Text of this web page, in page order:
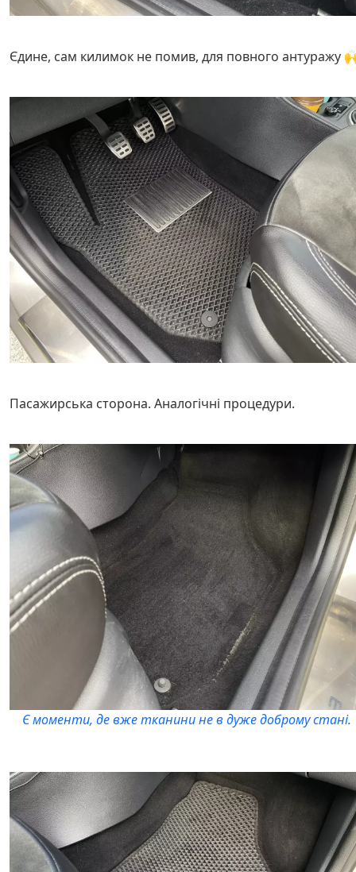
Єдине, сам килимок не помив, для повного антуражу
Пасажирська сторона. Аналогічні процедури.
Є моменти, де вже тканини не в дуже доброму стані.